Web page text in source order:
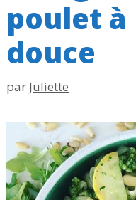
poulet
douce
par Juliette